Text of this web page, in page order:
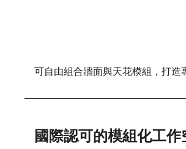
可自由組合牆面與天花模組，打造
國際認可的模組化工